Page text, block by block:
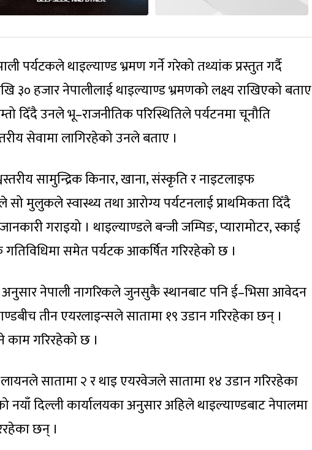
पर्यटकले थाइल्याण्ड भ्रमण गर्ने गरेको तथ्यांक प्रस्तुत गर्दै
३० हजार नेपालीलाई थाइल्याण्ड भ्रमणको लक्ष्य राखिएको बताए
दिँदै उनले भू–राजनीतिक परिस्थितिले पर्यटनमा चूनौति
सेवामा लागिरहेको उनले बताए ।
सामुन्द्रिक किनार, खाना, संस्कृति र नाइटलाइफ
सो मुलुकले स्वास्थ्य तथा आरोग्य पर्यटनलाई प्राथमिकता दिँदै
गराइयो । थाइल्याण्डले बन्जी जम्पिङ, प्यारामोटर, स्काई
गतिविधिमा समेत पर्यटक आकर्षित गरिरहेको छ ।
नेपाली नागरिकले जुनसुकै स्थानबाट पनि ई–भिसा आवेदन
तीन एयरलाइन्सले सातामा १९ उडान गरिरहेका छन् ।
गरिरहेको छ ।
सातामा २ र थाइ एयरवेजले सातामा १४ उडान गरिरहेका
नयाँ दिल्ली कार्यालयका अनुसार अहिले थाइल्याण्डबाट नेपालमा
छन् ।